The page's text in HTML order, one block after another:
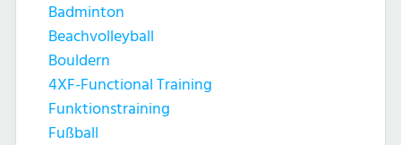
Badminton
Beachvolleyball
Bouldern
4XF-Functional Training
Funktionstraining
Fußball